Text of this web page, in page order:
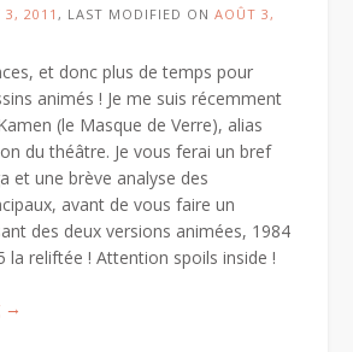
3, 2011 , LAST MODIFIED ON AOÛT 3,
et donc plus de temps pour
animés ! Je me suis récemment
(le Masque de Verre), alias
du théâtre. Je vous ferai un bref
et une brève analyse des
avant de vous faire un
des deux versions animées, 1984
la reliftée ! Attention spoils inside !
« Glass
→